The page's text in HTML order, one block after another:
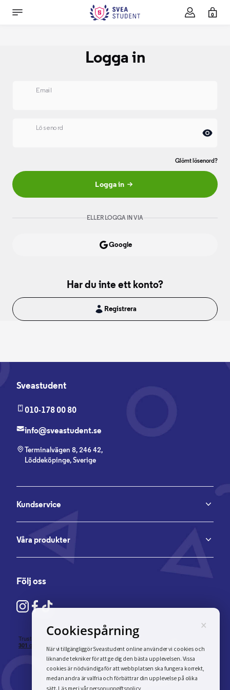
0
Logga in
Email
Lösenord
Glömt lösenord?
Logga in
ELLER LOGGA IN VIA
Google
Har du inte ett konto?
Registrera
Sveastudent
010-178 00 80
info@sveastudent.se
Terminalvägen 8, 246 42,
Löddeköpinge, Sverige
Kundservice
Våra produkter
Följ oss
×
Cookiespårning
När vi tillgängliggör Sveastudent online använder vi cookies och
liknande tekniker för att ge dig den bästa upplevelsen. Vissa
cookies är nödvändiga för att webbplatsen ska fungera korrekt,
medan andra är valfria och förbättrar din upplevelse på olika
sätt. Läs mer i vår personuppgiftspolicy